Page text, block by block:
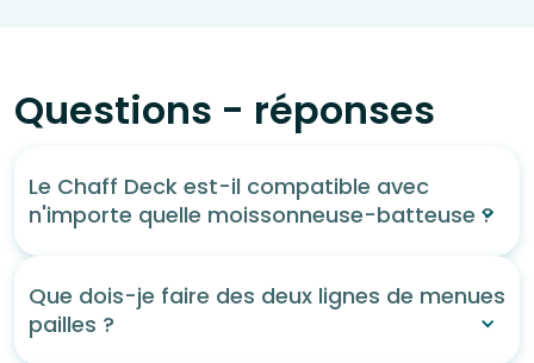
Questions - réponses
Le Chaff Deck est-il compatible avec
n'importe quelle moissonneuse-batteuse ?
Que dois-je faire des deux lignes de menues
pailles ?